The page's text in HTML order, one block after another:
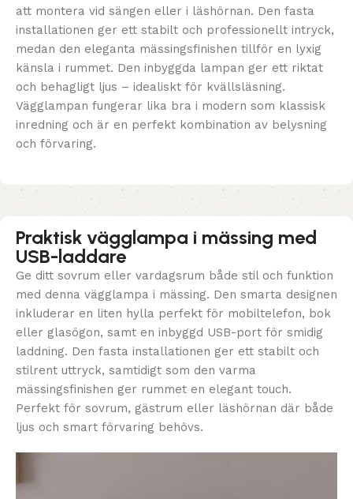
att montera vid sängen eller i läshörnan. Den fasta
installationen ger ett stabilt och professionellt intryck,
medan den eleganta mässingsfinishen tillför en lyxig
känsla i rummet. Den inbyggda lampan ger ett riktat
och behagligt ljus – idealiskt för kvällsläsning.
Vägglampan fungerar lika bra i modern som klassisk
inredning och är en perfekt kombination av belysning
och förvaring.
Praktisk vägglampa i mässing med
USB-laddare
Ge ditt sovrum eller vardagsrum både stil och funktion
med denna vägglampa i mässing. Den smarta designen
inkluderar en liten hylla perfekt för mobiltelefon, bok
eller glasögon, samt en inbyggd USB-port för smidig
laddning. Den fasta installationen ger ett stabilt och
stilrent uttryck, samtidigt som den varma
mässingsfinishen ger rummet en elegant touch.
Perfekt för sovrum, gästrum eller läshörnan där både
ljus och smart förvaring behövs.